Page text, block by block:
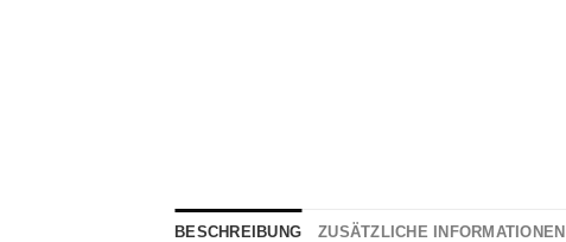
BESCHREIBUNG ZUSÄTZLICHE INFORMATIONEN